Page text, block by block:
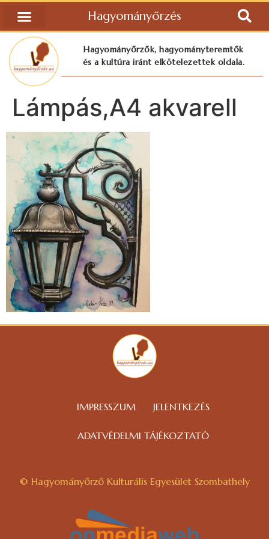
Hagyományőrzés
Hagyományőrzők, hagyományteremtők
és a kultúra iránt elkötelezettek oldala.
Lámpás,A4 akvarell
IMPRESSZUM JELENTKEZÉS
ADATVÉDELMI TÁJÉKOZTATÓ
© Hagyományőrző Kulturális Egyesület Szombathely